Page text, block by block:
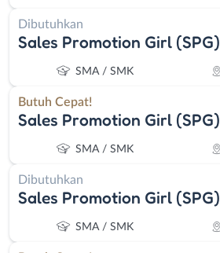
Dibutuhkan
Sales Promotion Girl (SPG)
SMA / SMK
Butuh Cepat!
Sales Promotion Girl (SPG)
SMA / SMK
Dibutuhkan
Sales Promotion Girl (SPG)
SMA / SMK